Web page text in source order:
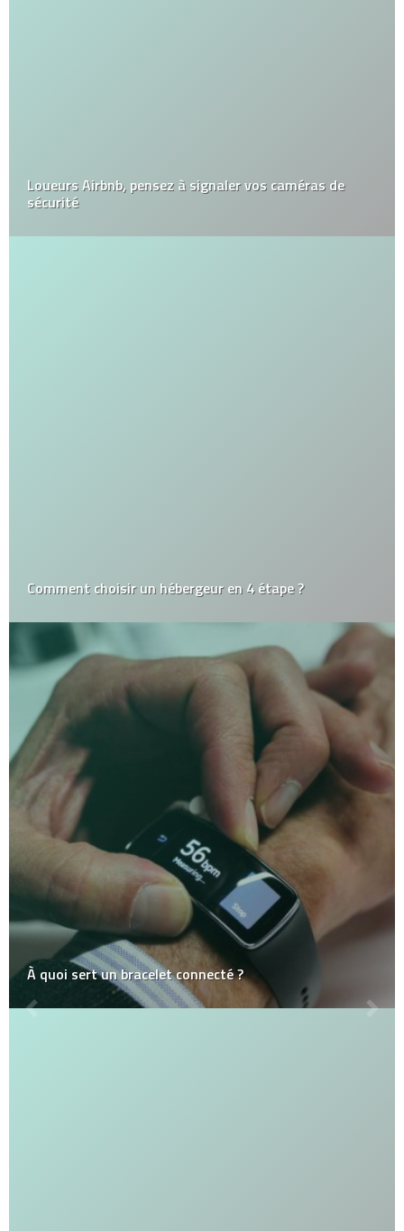
Loueurs Airbnb, pensez à signaler vos caméras de
sécurité
Comment choisir un hébergeur en 4 étape ?
À quoi sert un bracelet connecté ?